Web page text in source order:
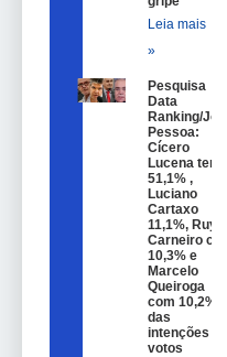
Leia mais
»
Pesquisa
Data
Ranking/João
Pessoa:
Cícero
Lucena tem
51,1% ,
Luciano
Cartaxo
11,1%, Ruy
Carneiro com
10,3% e
Marcelo
Queiroga
com 10,2%
das
intenções de
votos